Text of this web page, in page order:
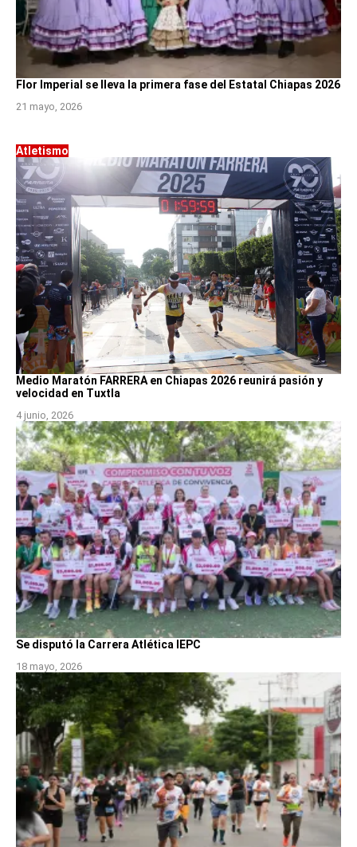
Flor Imperial se lleva la primera fase del Estatal Chiapas 2026
21 mayo, 2026
Atletismo
Medio Maratón FARRERA en Chiapas 2026 reunirá pasión y
velocidad en Tuxtla
4 junio, 2026
Se disputó la Carrera Atlética IEPC
18 mayo, 2026